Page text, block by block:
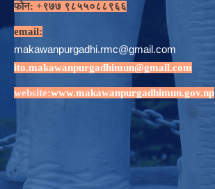
फोन: +९७७ ९८५५०८८९६६
email:
makawanpurgadhi.rmc@gmail.com
ito.makawanpurgadhimun@gmail.com
website:www.makawanpurgadhimun.gov.np